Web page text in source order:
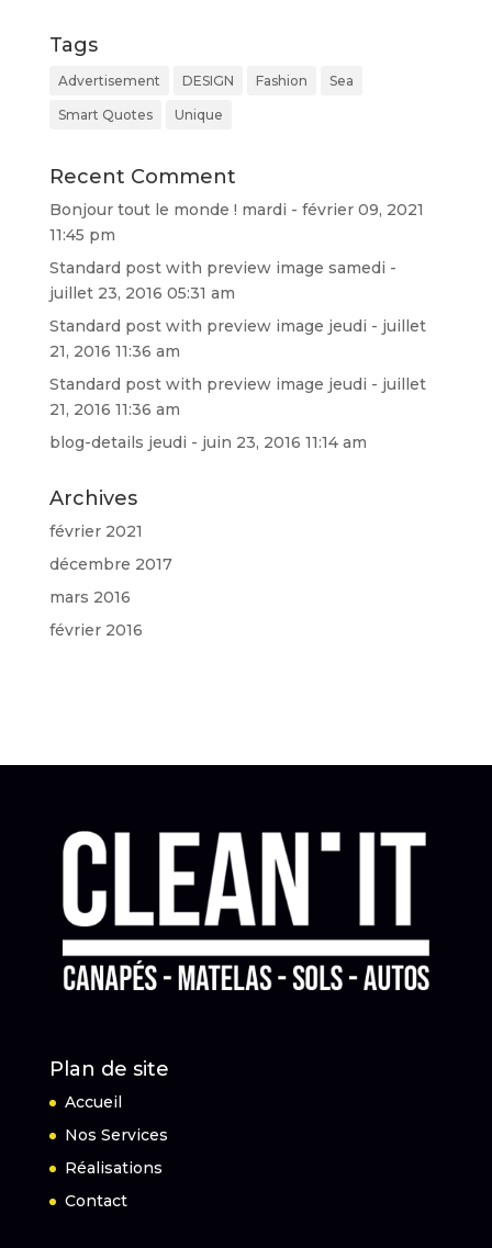
Tags
Advertisement DESIGN Fashion Sea
Smart Quotes Unique
Recent Comment
Bonjour tout le monde ! mardi - février 09, 2021
11:45 pm
Standard post with preview image samedi -
juillet 23, 2016 05:31 am
Standard post with preview image jeudi - juillet
21, 2016 11:36 am
Standard post with preview image jeudi - juillet
21, 2016 11:36 am
blog-details jeudi - juin 23, 2016 11:14 am
Archives
février 2021
décembre 2017
mars 2016
février 2016
Plan de site
Accueil
Nos Services
Réalisations
Contact